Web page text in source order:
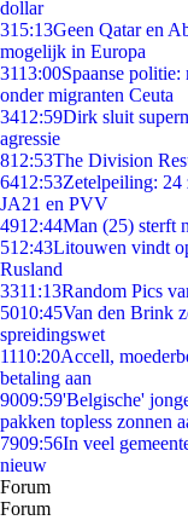
dollar
315:13Geen Qatar en
mogelijk in Europa
3113:00Spaanse
onder migranten Ceuta
3412:59Dirk sluit
agressie
812:53The Division
6412:53Zetelpeiling: 24
JA21 en PVV
4912:44Man (25) sterft
512:43Litouwen vindt
Rusland
3311:13Random Pics
5010:45Van den Brink
spreidingswet
1110:20Accell,
betaling aan
9009:59'Belgische'
pakken topless zonnen
7909:56In veel
nieuw
Forum
Forum